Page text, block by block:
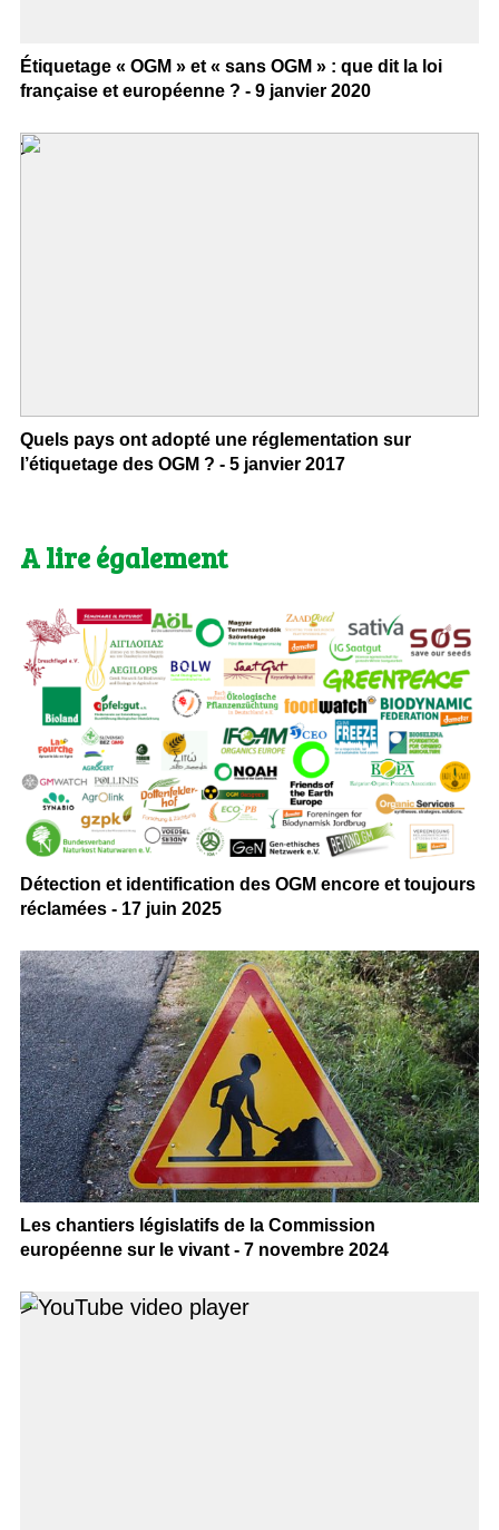
Étiquetage « OGM » et « sans OGM » : que dit la loi
française et européenne ? - 9 janvier 2020
>
Quels pays ont adopté une réglementation sur
l’étiquetage des OGM ? - 5 janvier 2017
A lire également
Détection et identification des OGM encore et toujours
réclamées - 17 juin 2025
Les chantiers législatifs de la Commission
européenne sur le vivant - 7 novembre 2024
>